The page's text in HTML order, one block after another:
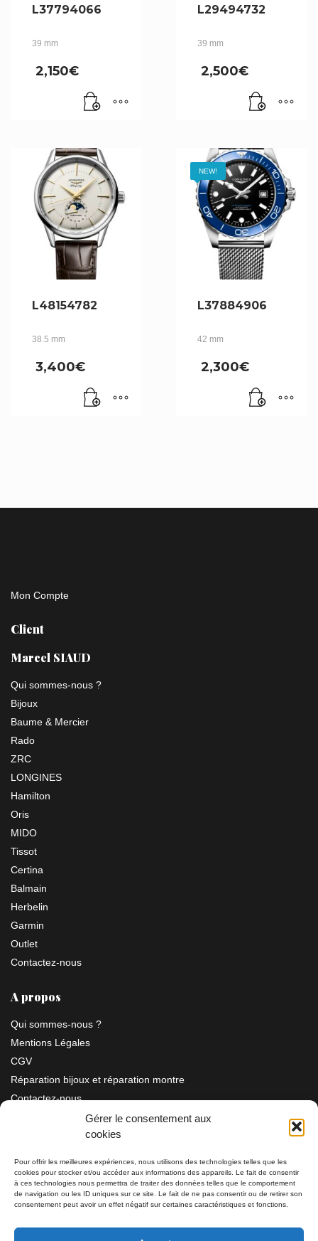
Gérer le consentement aux
cookies
Pour offrir les meilleures expériences, nous utilisons des technologies telles que les
cookies pour stocker et/ou accéder aux informations des appareils. Le fait de consentir
à ces technologies nous permettra de traiter des données telles que le comportement
de navigation ou les ID uniques sur ce site. Le fait de ne pas consentir ou de retirer son
consentement peut avoir un effet négatif sur certaines caractéristiques et fonctions.
L37794066
39 mm
2,150€
L29494732
39 mm
2,500€
L48154782
38.5 mm
3,400€
NEW!
L37884906
42 mm
2,300€
Mon Compte
Client
Marcel SIAUD
Qui sommes-nous ?
Bijoux
Baume & Mercier
Rado
ZRC
LONGINES
Hamilton
Oris
MIDO
Tissot
Certina
Balmain
Herbelin
Garmin
Outlet
Contactez-nous
A propos
Qui sommes-nous ?
Mentions Légales
CGV
Réparation bijoux et réparation montre
Contactez-nous
Information
Bijouterie SIAUD11 rue Masséna 06000 NICE